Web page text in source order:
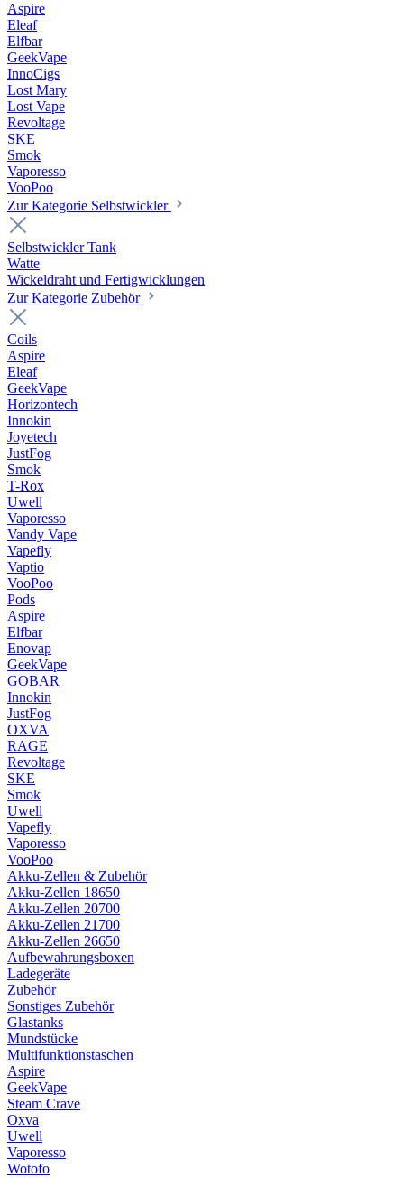
Aspire
Eleaf
Elfbar
GeekVape
InnoCigs
Lost Mary
Lost Vape
Revoltage
SKE
Smok
Vaporesso
VooPoo
Zur Kategorie Selbstwickler
Selbstwickler Tank
Watte
Wickeldraht und Fertigwicklungen
Zur Kategorie Zubehör
Coils
Aspire
Eleaf
GeekVape
Horizontech
Innokin
Joyetech
JustFog
Smok
T-Rox
Uwell
Vaporesso
Vandy Vape
Vapefly
Vaptio
VooPoo
Pods
Aspire
Elfbar
Enovap
GeekVape
GOBAR
Innokin
JustFog
OXVA
RAGE
Revoltage
SKE
Smok
Uwell
Vapefly
Vaporesso
VooPoo
Akku-Zellen & Zubehör
Akku-Zellen 18650
Akku-Zellen 20700
Akku-Zellen 21700
Akku-Zellen 26650
Aufbewahrungsboxen
Ladegeräte
Zubehör
Sonstiges Zubehör
Glastanks
Mundstücke
Multifunktionstaschen
Aspire
GeekVape
Steam Crave
Oxva
Uwell
Vaporesso
Wotofo